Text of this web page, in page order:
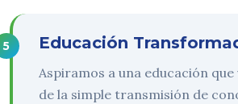
Educación
Aspiramos a una educación que
de la simple transmisión de